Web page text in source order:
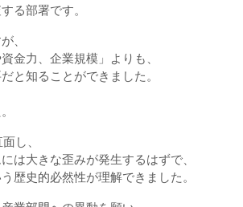
る部署です。
、
金力、企業規模」よりも、
と知ることができました。
し、
は大きな歪みが発生するはずで、
歴史的必然性が理解できました。